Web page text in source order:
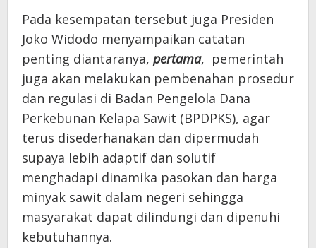
Pada kesempatan tersebut juga Presiden
Joko Widodo menyampaikan catatan
penting diantaranya, pertama, pemerintah
juga akan melakukan pembenahan prosedur
dan regulasi di Badan Pengelola Dana
Perkebunan Kelapa Sawit (BPDPKS), agar
terus disederhanakan dan dipermudah
supaya lebih adaptif dan solutif
menghadapi dinamika pasokan dan harga
minyak sawit dalam negeri sehingga
masyarakat dapat dilindungi dan dipenuhi
kebutuhannya.